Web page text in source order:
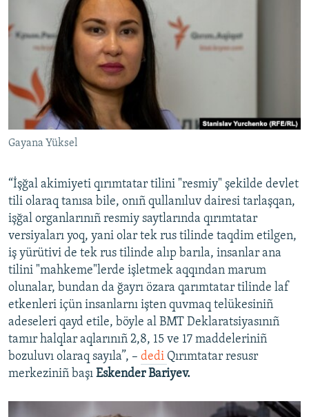
Gayana Yüksel
“İşğal akimiyeti qırımtatar tilini "resmiy" şekilde devlet
tili olaraq tanısa bile, onıñ qullanıluv dairesi tarlaşqan,
işğal organlarınıñ resmiy saytlarında qırımtatar
versiyaları yoq, yani olar tek rus tilinde taqdim etilgen,
iş yürütivi de tek rus tilinde alıp barıla, insanlar ana
tilini "mahkeme"lerde işletmek aqqından marum
olunalar, bundan da ğayrı özara qarımtatar tilinde laf
etkenleri içün insanlarnı işten quvmaq telükesiniñ
adeseleri qayd etile, böyle al BMT Deklaratsiyasınıñ
tamır halqlar aqlarınıñ 2,8, 15 ve 17 maddeleriniñ
bozuluvı olaraq sayıla”, – dedi Qırımtatar resusr
merkeziniñ başı Eskender Bariyev.